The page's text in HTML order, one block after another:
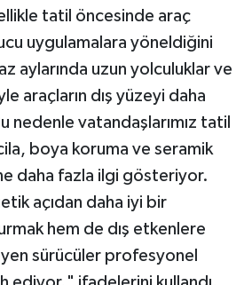
tatil öncesinde araç
uygulamalara yöneldiğini
aylarında uzun yolculuklar ve
araçların dış yüzeyi daha
nedenle vatandaşlarımız tatil
boya koruma ve seramik
daha fazla ilgi gösteriyor.
açıdan daha iyi bir
hem de dış etkenlere
sürücüler profesyonel